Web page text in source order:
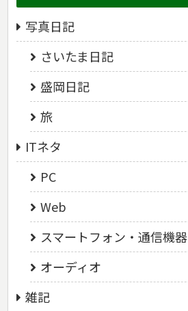
写真日記
さいたま日記
盛岡日記
旅
ITネタ
PC
Web
スマートフォン・通信機器
オーディオ
雑記